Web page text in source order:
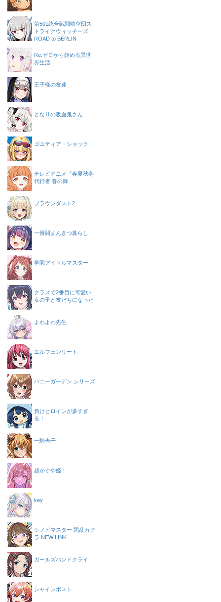
第501統合戦闘航空団ス
トライクウィッチーズ
ROAD to BERLIN
Re:ゼロから始める異世
界生活
王子様の友達
となりの吸血鬼さん
ゴエティア・ショック
テレビアニメ『春夏秋冬
代行者 春の舞
ブラウンダスト2
一畳間まんきつ暮らし！
学園アイドルマスター
クラスで2番目に可愛い
女の子と友だちになった
よわよわ先生
エルフェンリート
バニーガーデン シリーズ
負けヒロインが多すぎ
る！
一騎当千
超かぐや姫！
key
シノビマスター 閃乱カグ
ラ NEW LINK
ガールズバンドクライ
シャインポスト